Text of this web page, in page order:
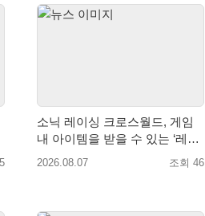
소닉 레이싱 크로스월드, 게임
내 아이템을 받을 수 있는 ‘레전
드 대회 라운드 7’ 개최!
2026.08.07 조회 46